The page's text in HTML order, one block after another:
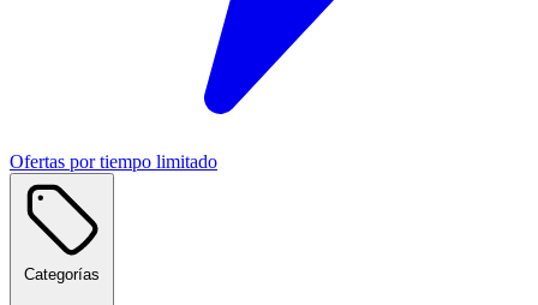
Ofertas por tiempo limitado
Categorías